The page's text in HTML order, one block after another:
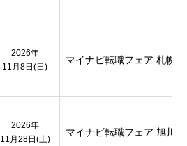
2026年
11月8日(日)
マイナビ転職フェア 札幌
2026年
11月28日(土)
マイナビ転職フェア 旭川